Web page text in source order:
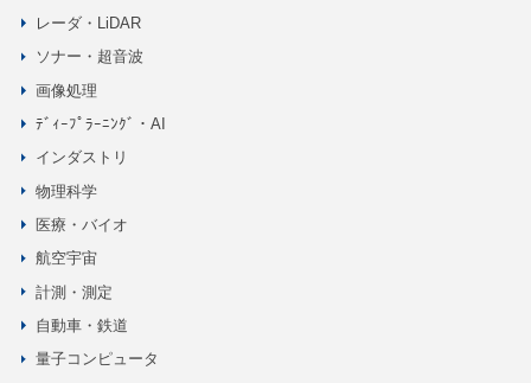
レーダ・LiDAR
ソナー・超音波
画像処理
ﾃﾞｨｰﾌﾟﾗｰﾆﾝｸﾞ・AI
インダストリ
物理科学
医療・バイオ
航空宇宙
計測・測定
自動車・鉄道
量子コンピュータ